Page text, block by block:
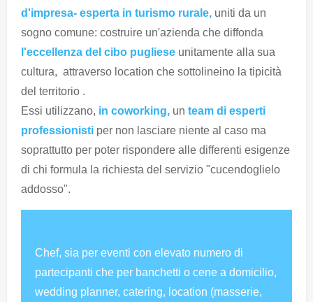
d'impresa- esperta in turismo rurale, uniti da un
sogno comune: costruire un'azienda che diffonda
l'eccellenza del cibo pugliese unitamente alla sua
cultura, attraverso location che sottolineino la tipicità
del territorio .
Essi utilizzano, in coworking, un team di esperti
professionisti per non lasciare niente al caso ma
soprattutto per poter rispondere alle differenti esigenze
di chi formula la richiesta del servizio "cucendoglielo
addosso".
Chef, sia per eventi con elevato numero di
partecipanti che per banchetti o cene a domicilio,
wedding planner, catering, location (masserie,